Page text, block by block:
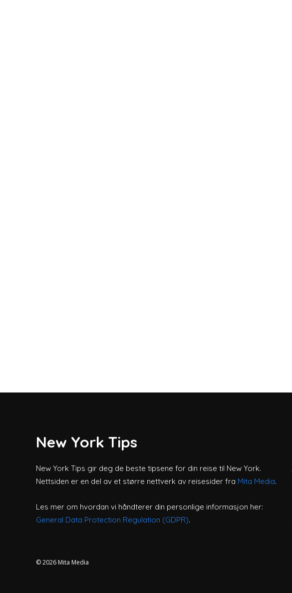
New York Tips
New York Tips gir deg de beste tipsene for din reise til New York.
Nettsiden er en del av et større nettverk av reisesider fra Mita Media.
Les mer om hvordan vi håndterer din personlige informasjon her:
General Data Protection Regulation (GDPR).
© 2026 Mita Media